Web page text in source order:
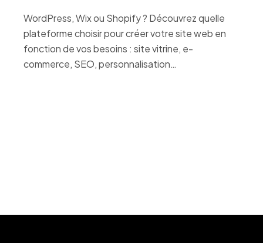
WordPress, Wix ou Shopify ? Découvrez quelle
plateforme choisir pour créer votre site web en
fonction de vos besoins : site vitrine, e-
commerce, SEO, personnalisation…